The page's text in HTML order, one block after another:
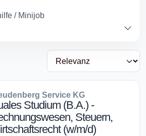
/ Minijob
Service KG
Studium (B.A.) -
Steuern,
(w/m/d)